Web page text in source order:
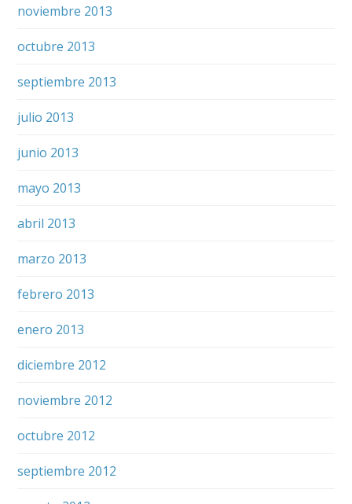
noviembre 2013
octubre 2013
septiembre 2013
julio 2013
junio 2013
mayo 2013
abril 2013
marzo 2013
febrero 2013
enero 2013
diciembre 2012
noviembre 2012
octubre 2012
septiembre 2012